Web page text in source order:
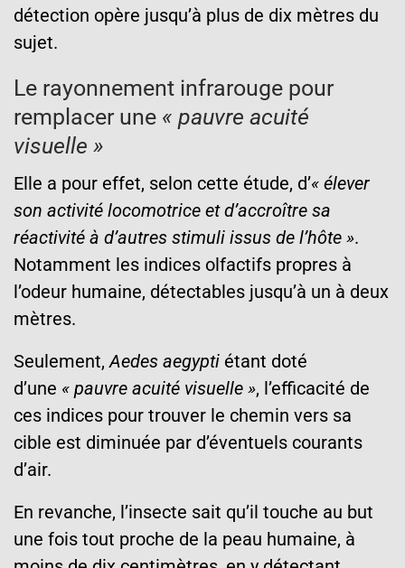
détection opère jusqu’à plus de dix mètres du
sujet.
Le rayonnement infrarouge pour
remplacer une « pauvre acuité
visuelle »
Elle a pour effet, selon cette étude, d’« élever
son activité locomotrice et d’accroître sa
réactivité à d’autres stimuli issus de l’hôte ».
Notamment les indices olfactifs propres à
l’odeur humaine, détectables jusqu’à un à deux
mètres.
Seulement,Aedes aegypti étant doté
d’une « pauvre acuité visuelle », l’efficacité de
ces indices pour trouver le chemin vers sa
cible est diminuée par d’éventuels courants
d’air.
En revanche, l’insecte sait qu’il touche au but
une fois tout proche de la peau humaine, à